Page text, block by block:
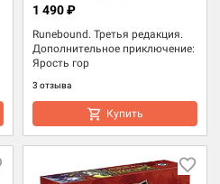
Runebound. Третья редакция.
Дополнительное приключение:
Ярость гор
3 отзыва
1 490 ₽
Купить